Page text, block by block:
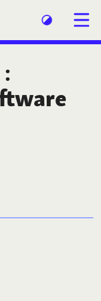
: